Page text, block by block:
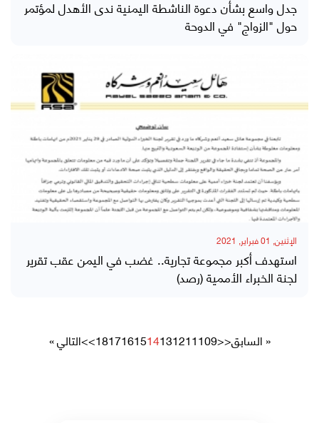
جدل واسع بشأن دعوة الناشطة اليمنية ندى الأهدل لمؤتمر
حول "الزواج" في الدوحة
الإثنين, 01 فبراير, 2021
استهدف أكبر مجموعة تجارية.. غضب في اليمن عقب تقرير
لجنة الخبراء الأممية (رصد)
« السابق<<
9
10
11
12
13
14
15
16
17
18
>>التالي »